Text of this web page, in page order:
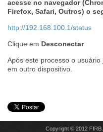
acesse no navegador
Firefox, Safari, Outros) o
http://192.168.100.1/status
Clique em Desconectar
Após este processo o
em outro dispositivo.
Copyright © 2012